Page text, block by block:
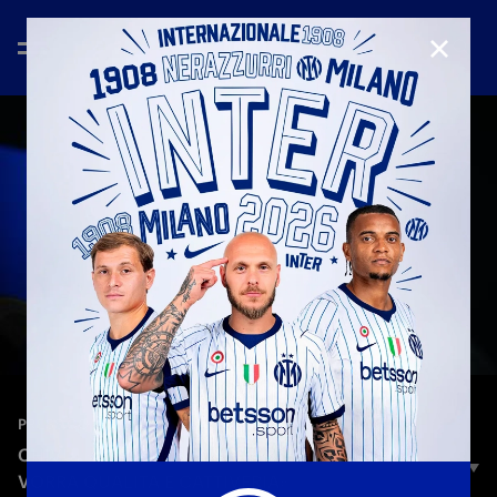
PRESS CONFERENCE—30 ago 2025
CHIVU: «UDINESE SQUADRA STRUTTURATA, CI
VORRÀ QUALITÀ E CATTIVERIA»